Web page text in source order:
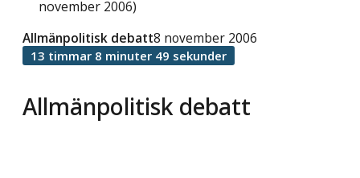
november 2006)
Allmänpolitisk debatt
Allmänpolitisk debatt8 november 2006
13 timmar 8 minuter 49 sekunder